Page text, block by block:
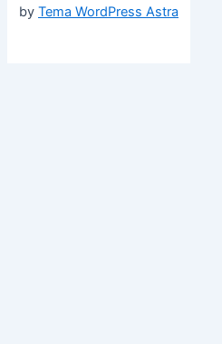
by Tema WordPress Astra